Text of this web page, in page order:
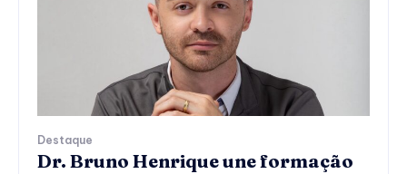
Destaque
Dr. Bruno Henrique une formação